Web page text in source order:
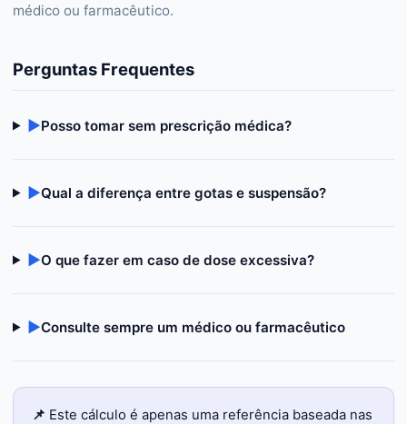
médico ou farmacêutico.
Perguntas Frequentes
▶Posso tomar sem prescrição médica?
▶Qual a diferença entre gotas e suspensão?
▶O que fazer em caso de dose excessiva?
▶Consulte sempre um médico ou farmacêutico
📌 Este cálculo é apenas uma referência baseada nas